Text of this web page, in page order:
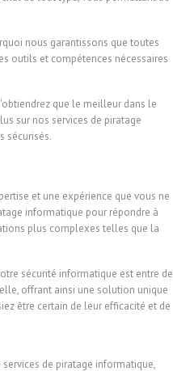
nous garantissons que toutes
outils et compétences nécessaires
que le meilleur dans le
sur nos services de piratage
sécurisés.
et une expérience que vous ne
informatique pour répondre à
plus complexes telles que la
sécurité informatique est entre de
offrant ainsi une solution unique
être certain de leur efficacité et de
de piratage informatique,